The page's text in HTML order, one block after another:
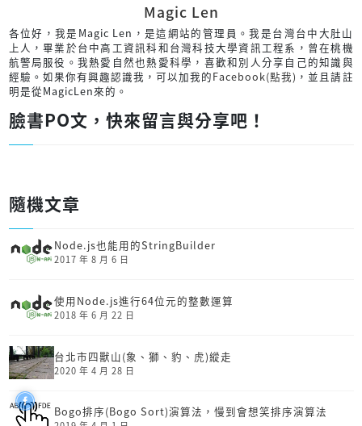
Magic Len
各位好，我是Magic Len，是這網站的管理員。我是台灣台中大肚山
上人，畢業於台中高工資訊科和台灣科技大學資訊工程系，曾在桃機
航警局服役。我熱愛自然也熱愛科學，喜歡和別人分享自己的知識與
經驗。如果你有興趣認識我，可以加我的Facebook(點我) ，並且請註
明是從MagicLen來的。
臉書PO文，快來留言與分享吧！
隨機文章
Node.js也能用的StringBuilder
2017 年 8 月 6 日
使用Node.js進行64位元的整數運算
2018 年 6 月 22 日
台北市四獸山(象、獅、豹、虎)縱走
2020 年 4 月 28 日
Bogo排序(Bogo Sort)演算法，慢到會想笑排序演算法